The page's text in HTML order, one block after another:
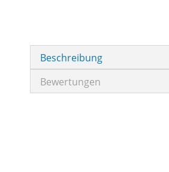
Beschreibung
Bewertungen